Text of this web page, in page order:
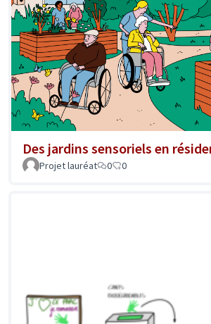
Des jardins sensoriels en
Projet lauréat 0 0